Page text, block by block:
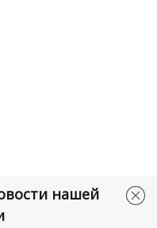
нашей